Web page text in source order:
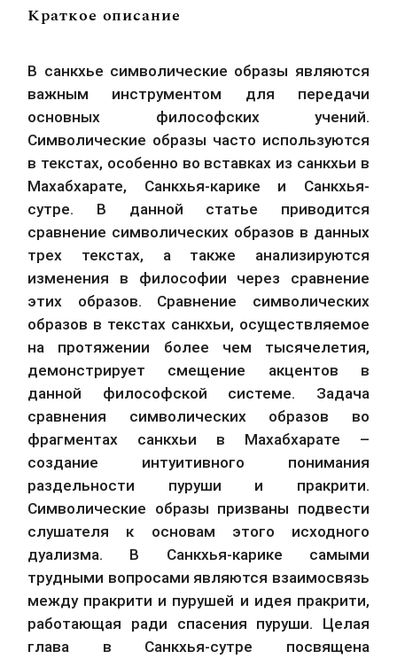
Краткое описание
В санкхье символические образы являются
важным инструментом для передачи
основных философских учений.
Символические образы часто используются
в текстах, особенно во вставках из санкхьи в
Махабхарате, Санкхья-карике и Санкхья-
сутре. В данной статье приводится
сравнение символических образов в данных
трех текстах, а также анализируются
изменения в философии через сравнение
этих образов. Сравнение символических
образов в текстах санкхьи, осуществляемое
на протяжении более чем тысячелетия,
демонстрирует смещение акцентов в
данной философской системе. Задача
сравнения символических образов во
фрагментах санкхьи в Махабхарате –
создание интуитивного понимания
раздельности пуруши и пракрити.
Символические образы призваны подвести
слушателя к основам этого исходного
дуализма. В Санкхья-карике самыми
трудными вопросами являются взаимосвязь
между пракрити и пурушей и идея пракрити,
работающая ради спасения пуруши. Целая
глава в Санкхья-сутре посвящена